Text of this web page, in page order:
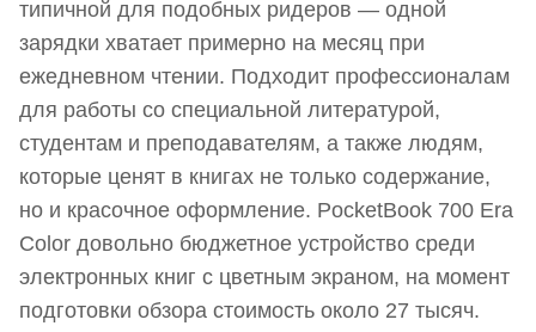
типичной для подобных ридеров — одной
зарядки хватает примерно на месяц при
ежедневном чтении. Подходит профессионалам
для работы со специальной литературой,
студентам и преподавателям, а также людям,
которые ценят в книгах не только содержание,
но и красочное оформление. PocketBook 700 Era
Color довольно бюджетное устройство среди
электронных книг с цветным экраном, на момент
подготовки обзора стоимость около 27 тысяч.